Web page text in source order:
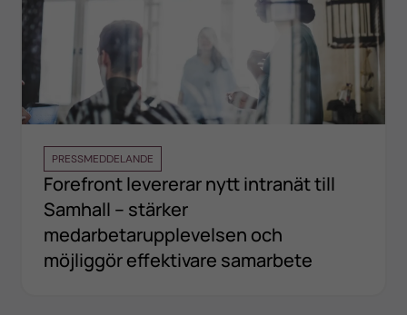
PRESSMEDDELANDE
Forefront levererar nytt intranät till
Samhall – stärker
medarbetarupplevelsen och
möjliggör effektivare samarbete